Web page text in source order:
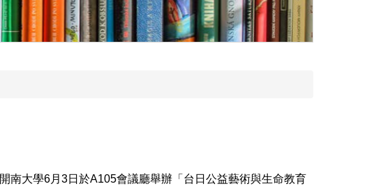
開南大學6月3日於A105會議廳舉辦「台日公益藝術與生命教育